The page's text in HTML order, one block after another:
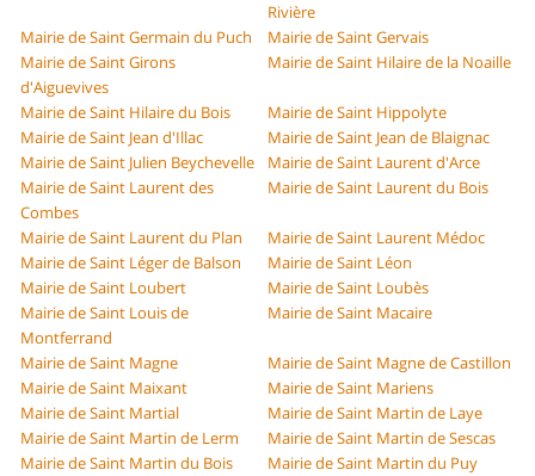
Rivière
Mairie de Saint Germain du Puch
Mairie de Saint Gervais
Mairie de Saint Girons
d'Aiguevives
Mairie de Saint Hilaire de la Noaille
Mairie de Saint Hilaire du Bois
Mairie de Saint Hippolyte
Mairie de Saint Jean d'Illac
Mairie de Saint Jean de Blaignac
Mairie de Saint Julien Beychevelle
Mairie de Saint Laurent d'Arce
Mairie de Saint Laurent des
Combes
Mairie de Saint Laurent du Bois
Mairie de Saint Laurent du Plan
Mairie de Saint Laurent Médoc
Mairie de Saint Léger de Balson
Mairie de Saint Léon
Mairie de Saint Loubert
Mairie de Saint Loubès
Mairie de Saint Louis de
Montferrand
Mairie de Saint Macaire
Mairie de Saint Magne
Mairie de Saint Magne de Castillon
Mairie de Saint Maixant
Mairie de Saint Mariens
Mairie de Saint Martial
Mairie de Saint Martin de Laye
Mairie de Saint Martin de Lerm
Mairie de Saint Martin de Sescas
Mairie de Saint Martin du Bois
Mairie de Saint Martin du Puy